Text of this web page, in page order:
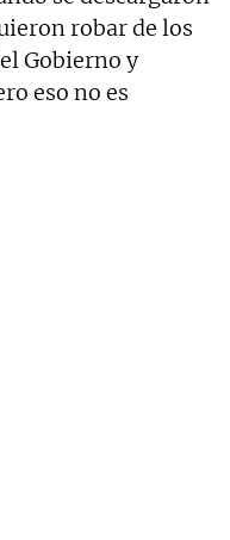
robar de los
Gobierno y
eso no es